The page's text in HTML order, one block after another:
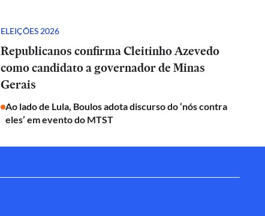
ELEIÇÕES 2026
Republicanos confirma Cleitinho Azevedo
como candidato a governador de Minas
Gerais
Ao lado de Lula, Boulos adota discurso do ‘nós contra
eles’ em evento do MTST